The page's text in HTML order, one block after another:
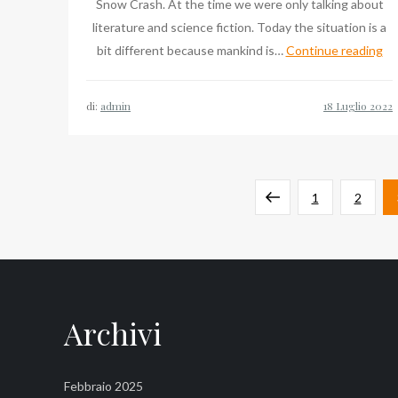
Snow Crash. At the time we were only talking about
literature and science fiction. Today the situation is a
bit different because mankind is…Continue reading
di: admin
PaginaPagina
1 Pagina
2
Archivi
Febbraio 2025